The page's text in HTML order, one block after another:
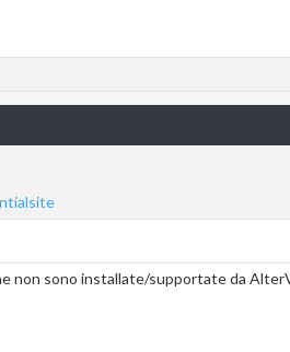
non sono installate/supportate da